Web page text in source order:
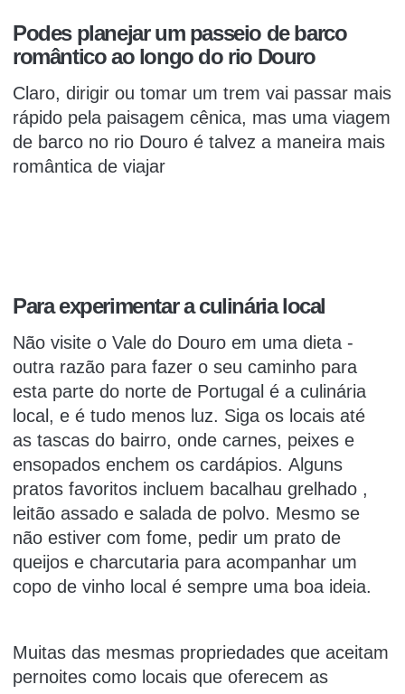
Podes planejar um passeio de barco
romântico ao longo do rio Douro
Claro, dirigir ou tomar um trem vai passar mais
rápido pela paisagem cênica, mas uma viagem
de barco no rio Douro é talvez a maneira mais
romântica de viajar
Para experimentar a culinária local
Não visite o Vale do Douro em uma dieta -
outra razão para fazer o seu caminho para
esta parte do norte de Portugal é a culinária
local, e é tudo menos luz. Siga os locais até
as tascas do bairro, onde carnes, peixes e
ensopados enchem os cardápios. Alguns
pratos favoritos incluem bacalhau grelhado ,
leitão assado e salada de polvo. Mesmo se
não estiver com fome, pedir um prato de
queijos e charcutaria para acompanhar um
copo de vinho local é sempre uma boa ideia.
Muitas das mesmas propriedades que aceitam
pernoites como locais que oferecem as